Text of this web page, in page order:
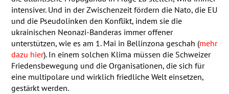
intensiver. Und in der Zwischenzeit fördern die Nato, die EU
und die Pseudolinken den Konflikt, indem sie die
ukrainischen Neonazi-Banderas immer offener
unterstützen, wie es am 1. Mai in Bellinzona geschah (mehr
dazu hier). In einem solchen Klima müssen die Schweizer
Friedensbewegung und die Organisationen, die sich für
eine multipolare und wirklich friedliche Welt einsetzen,
gestärkt werden.